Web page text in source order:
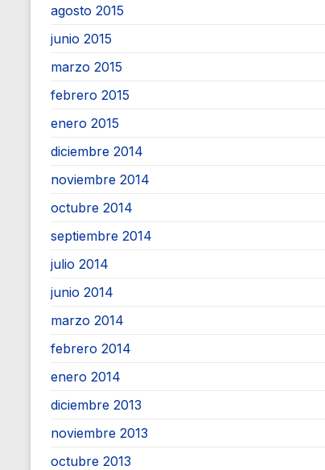
agosto 2015
junio 2015
marzo 2015
febrero 2015
enero 2015
diciembre 2014
noviembre 2014
octubre 2014
septiembre 2014
julio 2014
junio 2014
marzo 2014
febrero 2014
enero 2014
diciembre 2013
noviembre 2013
octubre 2013